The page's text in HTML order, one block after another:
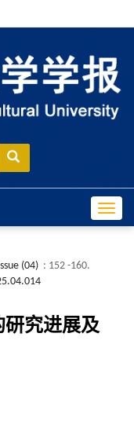
(04) : 152 -160.
究进展及